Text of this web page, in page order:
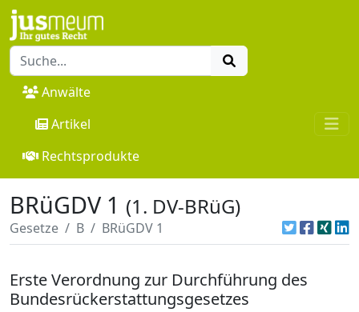
Anwälte
Artikel
Rechtsprodukte
BRüGDV 1 (1. DV-BRüG)
Gesetze B BRüGDV 1
Erste Verordnung zur Durchführung des
Bundesrückerstattungsgesetzes